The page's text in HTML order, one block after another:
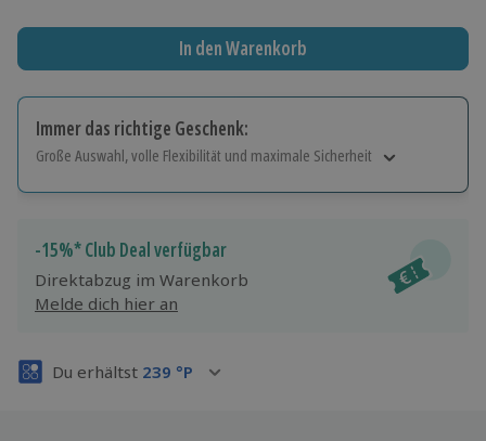
In den Warenkorb
Immer das richtige Geschenk:
Große Auswahl, volle Flexibilität und maximale Sicherheit
Jeder Gutschein für alle Erlebnisse einlösbar.
Maximale Sicherheit
3 Jahre gültig & verlängerbar.
-15%* Club Deal verfügbar
Direktabzug im Warenkorb
Melde dich hier an
Du erhältst 239 °P